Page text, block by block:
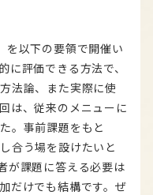
以下の要領で開催い
に評価できる方法で、
法論、また実際に使
は、従来のメニューに
。事前課題をもと
合う場を設けたいと
が課題に答える必要は
だけでも結構です。ぜ